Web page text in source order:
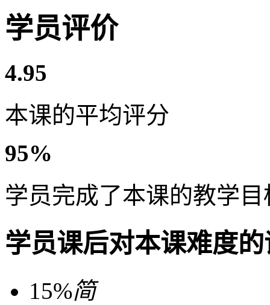
学员评价
4.95
本课的平均评分
95%
学员完成了本课的教学目
学员课后对本课难度
15%简